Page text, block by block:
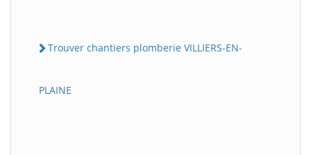
Trouver chantiers plomberie VILLIERS-EN-
PLAINE